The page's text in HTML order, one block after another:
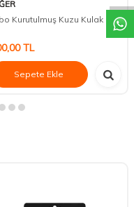
Kurutulmuş Kuzu Kulak 100
TL
Sepete Ekle